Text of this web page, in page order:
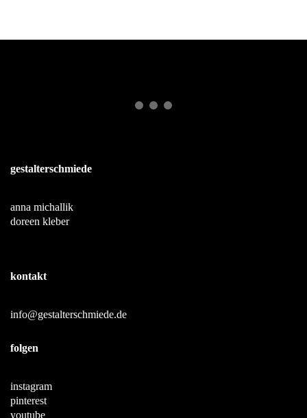
gestalterschmiede
anna michallik
doreen kleber
kontakt
info@gestalterschmiede.de
folgen
instagram
pinterest
youtube